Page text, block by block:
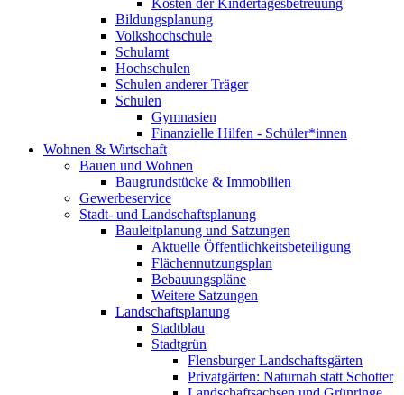
Kosten der Kindertagesbetreuung
Bildungsplanung
Volkshochschule
Schulamt
Hochschulen
Schulen anderer Träger
Schulen
Gymnasien
Finanzielle Hilfen - Schüler*innen
Wohnen & Wirtschaft
Bauen und Wohnen
Baugrundstücke & Immobilien
Gewerbeservice
Stadt- und Landschaftsplanung
Bauleitplanung und Satzungen
Aktuelle Öffentlichkeitsbeteiligung
Flächennutzungsplan
Bebauungspläne
Weitere Satzungen
Landschaftsplanung
Stadtblau
Stadtgrün
Flensburger Landschaftsgärten
Privatgärten: Naturnah statt Schotter